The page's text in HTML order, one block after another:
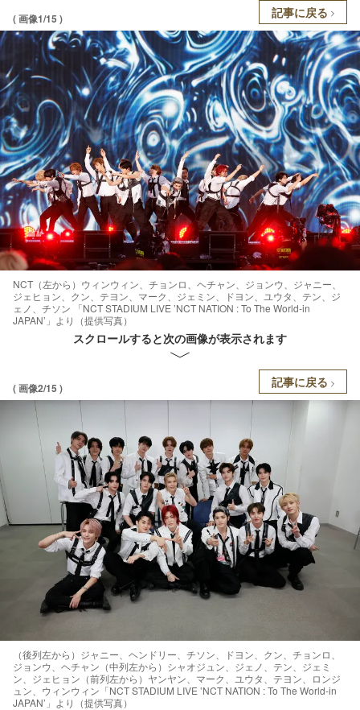
( 画像1/15 ) 記事に戻る
NCT（左から）ウィンウィン、チョンロ、ヘチャン、ジョンウ、ジャニー、
ジェヒョン、クン、テヨン、マーク、ジェミン、ドヨン、ユウタ、テン、ジ
ェノ、チソン 「NCT STADIUM LIVE ’NCT NATION : To The World-in
JAPAN’」より（提供写真）
スクロールすると次の画像が表示されます
( 画像2/15 ) 記事に戻る
（後列左から）ジャニー、ヘンドリー、チソン、ドヨン、クン、チョンロ、
ジョンウ、ヘチャン（中列左から）シャオジュン、ジェノ、テン、ジェミ
ン、ジェヒョン（前列左から）ヤンヤン、マーク、ユウタ、テヨン、ロンジ
ュン、ウィンウィン「NCT STADIUM LIVE ’NCT NATION : To The World-in
JAPAN’」より（提供写真）